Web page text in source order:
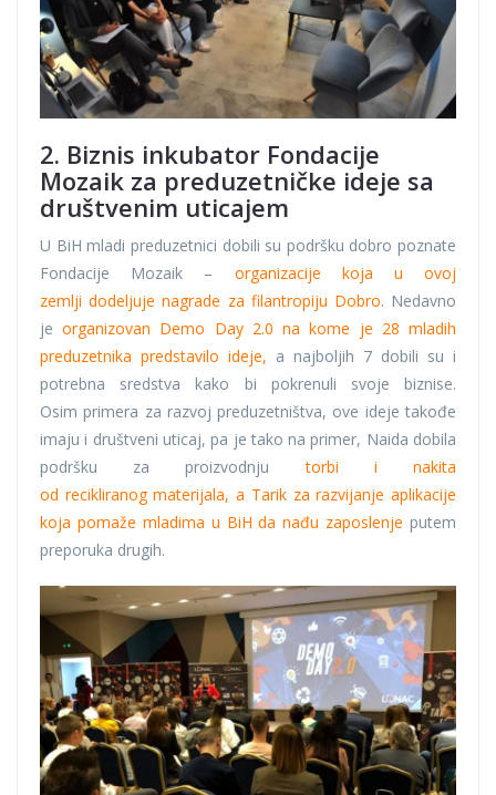
2. Biznis inkubator Fondacije
Mozaik za preduzetničke ideje sa
društvenim uticajem
U BiH mladi preduzetnici dobili su podršku dobro poznate
Fondacije Mozaik – organizacije koja u ovoj
zemlji dodeljuje nagrade za filantropiju Dobro. Nedavno
jeorganizovan Demo Day 2.0 na kome je 28 mladih
preduzetnika predstavilo ideje, a najboljih 7 dobili su i
potrebna sredstva kako bi pokrenuli svoje biznise.
Osim primera za razvoj preduzetništva, ove ideje takođe
imaju i društveni uticaj, pa je tako na primer, Naida dobila
podršku za proizvodnjutorbi i nakita
od recikliranog materijala, a Tarik za razvijanje aplikacije
koja pomaže mladima u BiH da nađu zaposlenje putem
preporuka drugih.